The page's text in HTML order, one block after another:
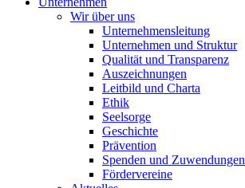
Wir über uns
Unternehmensleitung
Unternehmen und Struktur
Qualität und Transparenz
Auszeichnungen
Leitbild und Charta
Ethik
Seelsorge
Geschichte
Prävention
Spenden und Zuwendungen
Fördervereine